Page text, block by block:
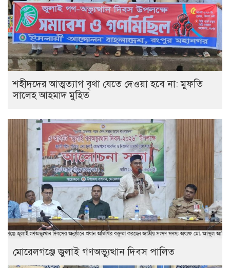
‎শহীদদের আত্মত্যাগ বৃথা যেতে দেওয়া হবে না: মুফতি
সালেহ আহমাদ মুহিত ‎
মোরেলগঞ্জে জুলাই গণঅভ্যুত্থান দিবস পালিত